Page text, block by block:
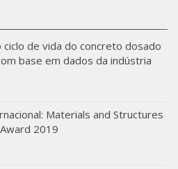
ciclo de vida do concreto dosado
base em dados da indústria
Materials and Structures
2019